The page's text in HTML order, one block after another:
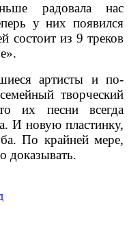
радовала нас
у них появился
состоит из 9 треков
артисты и по-
творческий
их песни всегда
И новую пластинку,
По крайней мере,
доказывать.